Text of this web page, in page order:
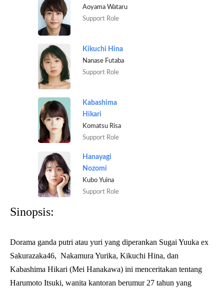
Aoyama Wataru
Support Role
Kikuchi Hina
Nanase Futaba
Support Role
Kabashima
Hikari
Komatsu Risa
Support Role
Hanayagi
Nozomi
Kubo Yuina
Support Role
Sinopsis:
Dorama ganda putri atau yuri yang diperankan Sugai Yuuka ex
Sakurazaka46, Nakamura Yurika, Kikuchi Hina, dan
Kabashima Hikari (Mei Hanakawa) ini menceritakan tentang
Harumoto Itsuki, wanita kantoran berumur 27 tahun yang